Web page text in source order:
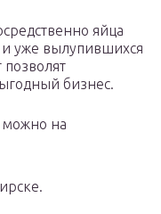
яйца
уже вылупившихся
позволят
бизнес.
можно на